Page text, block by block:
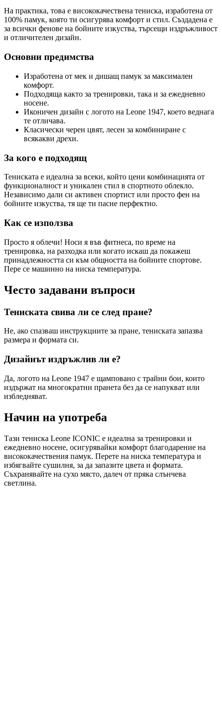
На практика, това е висококачествена тениска, изработена от
100% памук, която ти осигурява комфорт и стил. Създадена е
за всички фенове на бойните изкуства, търсещи издръжливост
и отличителен дизайн.
Основни предимства
Изработена от мек и дишащ памук за максимален
комфорт.
Подходяща както за тренировки, така и за ежедневно
носене.
Иконичен дизайн с логото на Leone 1947, което веднага
те отличава.
Класически черен цвят, лесен за комбиниране с
всякакви дрехи.
За кого е подходящ
Тениската е идеална за всеки, който цени комбинацията от
функционалност и уникален стил в спортното облекло.
Независимо дали си активен спортист или просто фен на
бойните изкуства, тя ще ти пасне перфектно.
Как се използва
Просто я облечи! Носи я във фитнеса, по време на
тренировка, на разходка или когато искаш да покажеш
принадлежността си към общността на бойните спортове.
Пере се машинно на ниска температура.
Често задавани въпроси
Тениската свива ли се след пране?
Не, ако спазваш инструкциите за пране, тениската запазва
размера и формата си.
Дизайнът издръжлив ли е?
Да, логото на Leone 1947 е щамповано с трайни бои, които
издържат на многократни пранета без да се напукват или
избледняват.
Начин на употреба
Тази тениска Leone ICONIC е идеална за тренировки и
ежедневно носене, осигурявайки комфорт благодарение на
висококачествения памук. Перете на ниска температура и
избягвайте сушилня, за да запазите цвета и формата.
Съхранявайте на сухо място, далеч от пряка слънчева
светлина.